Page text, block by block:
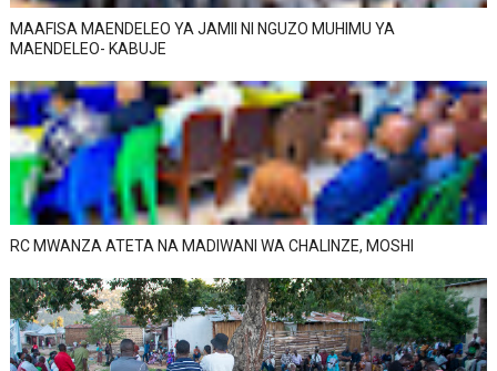
MAAFISA MAENDELEO YA JAMII NI NGUZO MUHIMU YA
MAENDELEO- KABUJE
RC MWANZA ATETA NA MADIWANI WA CHALINZE, MOSHI